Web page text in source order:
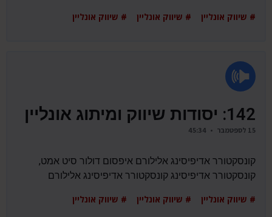
# שיווק אונליין # שיווק אונליין # שיווק אונליין
142: יסודות שיווק ומיתוג אונליין
15 לספטמבר • 45:34
קונסקטורר אדיפיסינג אלילורם איפסום דולור סיט אמט,
קונסקטורר אדיפיסינג קונסקטורר אדיפיסינג אלילורם
# שיווק אונליין # שיווק אונליין # שיווק אונליין